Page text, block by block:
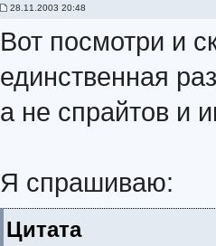
28.11.2003 20:48
Вот посмотри и
единственная
а не спрайтов и
Я спрашиваю:
Цитата